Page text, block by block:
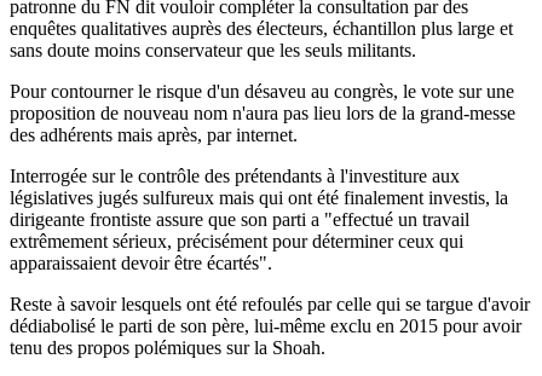
patronne du FN dit vouloir compléter la consultation par des
enquêtes qualitatives auprès des électeurs, échantillon plus large et
sans doute moins conservateur que les seuls militants.
Pour contourner le risque d'un désaveu au congrès, le vote sur une
proposition de nouveau nom n'aura pas lieu lors de la grand-messe
des adhérents mais après, par internet.
Interrogée sur le contrôle des prétendants à l'investiture aux
législatives jugés sulfureux mais qui ont été finalement investis, la
dirigeante frontiste assure que son parti a "effectué un travail
extrêmement sérieux, précisément pour déterminer ceux qui
apparaissaient devoir être écartés".
Reste à savoir lesquels ont été refoulés par celle qui se targue d'avoir
dédiabolisé le parti de son père, lui-même exclu en 2015 pour avoir
tenu des propos polémiques sur la Shoah.